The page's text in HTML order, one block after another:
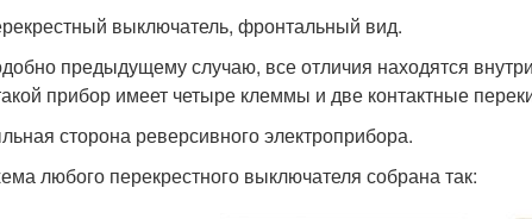
выключатель, фронтальный вид.
предыдущему случаю, все отличия находятся
прибор имеет четыре клеммы и две контактные
сторона реверсивного электроприбора.
любого перекрестного выключателя собрана так: